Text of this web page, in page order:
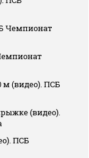
Чемпионат
м (видео). ПСБ
(видео).
ПСБ